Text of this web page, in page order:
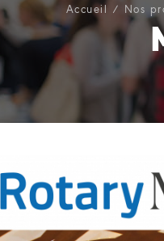
Accueil / Nos